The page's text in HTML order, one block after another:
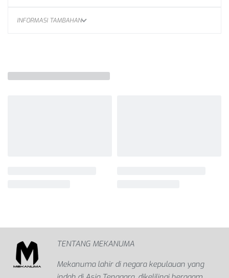
INFORMASI TAMBAHAN
TENTANG MEKANUMA
Mekanuma lahir di negara kepulauan yang